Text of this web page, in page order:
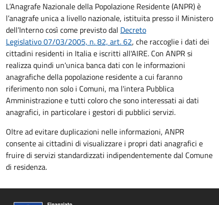
L’Anagrafe Nazionale della Popolazione Residente (ANPR) è
l’anagrafe unica a livello nazionale, istituita presso il Ministero
dell’Interno così come previsto dal Decreto
Legislativo 07/03/2005, n. 82, art. 62, che raccoglie i dati dei
cittadini residenti in Italia e iscritti all'AIRE. Con ANPR si
realizza quindi un'unica banca dati con le informazioni
anagrafiche della popolazione residente a cui faranno
riferimento non solo i Comuni, ma l'intera Pubblica
Amministrazione e tutti coloro che sono interessati ai dati
anagrafici, in particolare i gestori di pubblici servizi.
Oltre ad evitare duplicazioni nelle informazioni, ANPR
consente ai cittadini di visualizzare i propri dati anagrafici e
fruire di servizi standardizzati indipendentemente dal Comune
di residenza.